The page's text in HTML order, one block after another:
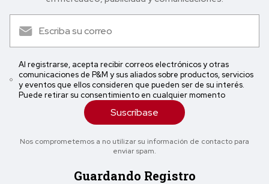
Al registrarse, acepta recibir correos electrónicos y otras
comunicaciones de P&M y sus aliados sobre productos, servicios
y eventos que ellos consideren que pueden ser de su interés.
Puede retirar su consentimiento en cualquier momento
Suscríbase
Nos comprometemos a no utilizar su información de contacto para
enviar spam.
Guardando Registro